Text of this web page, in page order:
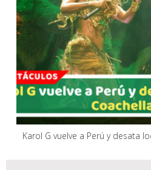
Karol G vuelve a Perú y desata